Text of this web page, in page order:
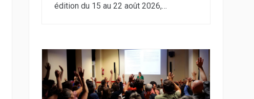
édition du 15 au 22 août 2026,…